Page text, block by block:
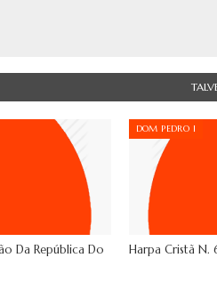
Da República Do
DOM PEDRO I
Harpa Cristã N.